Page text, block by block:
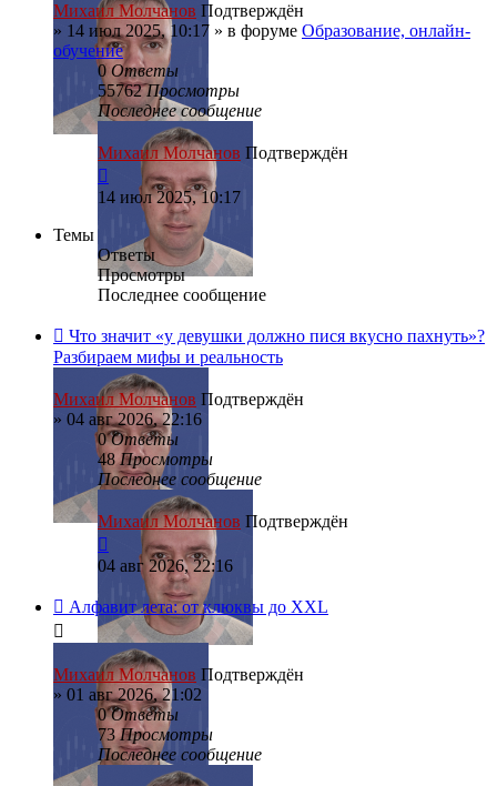
Михаил Молчанов Подтверждён
» 14 июл 2025, 10:17 » в форуме Образование, онлайн-
обучение
0 Ответы
55762Просмотры
Последнее сообщение
Михаил Молчанов Подтверждён
14 июл 2025, 10:17
Темы
Ответы
Просмотры
Последнее сообщение
Что значит «у девушки должно пися вкусно пахнуть»?
Разбираем мифы и реальность
Михаил Молчанов Подтверждён
» 04 авг 2026, 22:16
0Ответы
48Просмотры
Последнее сообщение
Михаил Молчанов Подтверждён
04 авг 2026, 22:16
Алфавит лета: от клюквы до XXL
Михаил Молчанов Подтверждён
» 01 авг 2026, 21:02
0Ответы
73Просмотры
Последнее сообщение